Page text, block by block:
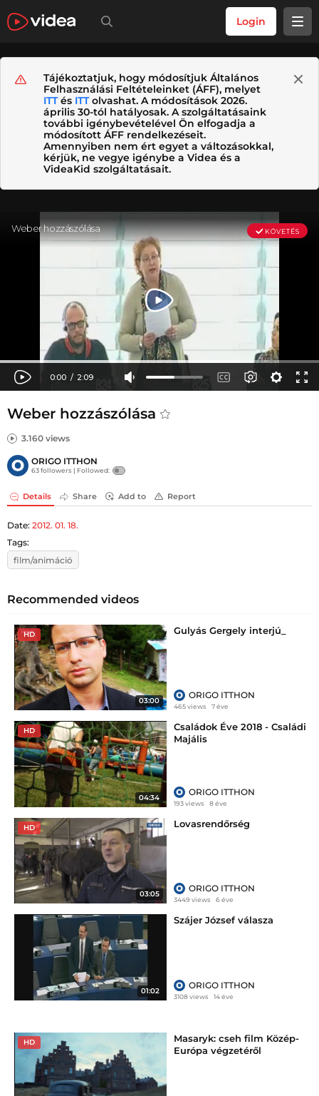
Login
Tájékoztatjuk, hogy módosítjuk Általános
Felhasználási Feltételeinket (ÁFF), melyet
ITTés ITTolvashat. A módosítások 2026.
április 30-tól hatályosak. A szolgáltatásaink
további igénybevételével Ön elfogadja a
módosított ÁFF rendelkezéseit.
Amennyiben nem ért egyet a változásokkal,
kérjük, ne vegye igénybe a Videa és a
VideaKid szolgáltatásait.
Weber hozzászólása
3.160 views
ORIGO ITTHON
63 followers | Followed:
Details Share Add to Report
Date: 2012. 01. 18.
Tags:
film/animáció
Recommended videos
HD
03:00
Gulyás Gergely interjú_
ORIGO ITTHON
465 views 7 éve
HD
04:34
Családok Éve 2018 - Családi
Majális
ORIGO ITTHON
193 views 8 éve
HD
03:05
Lovasrendőrség
ORIGO ITTHON
3449 views 6 éve
01:02
Szájer József válasza
ORIGO ITTHON
3108 views 14 éve
HD
Masaryk: cseh film Közép-
Európa végzetéről